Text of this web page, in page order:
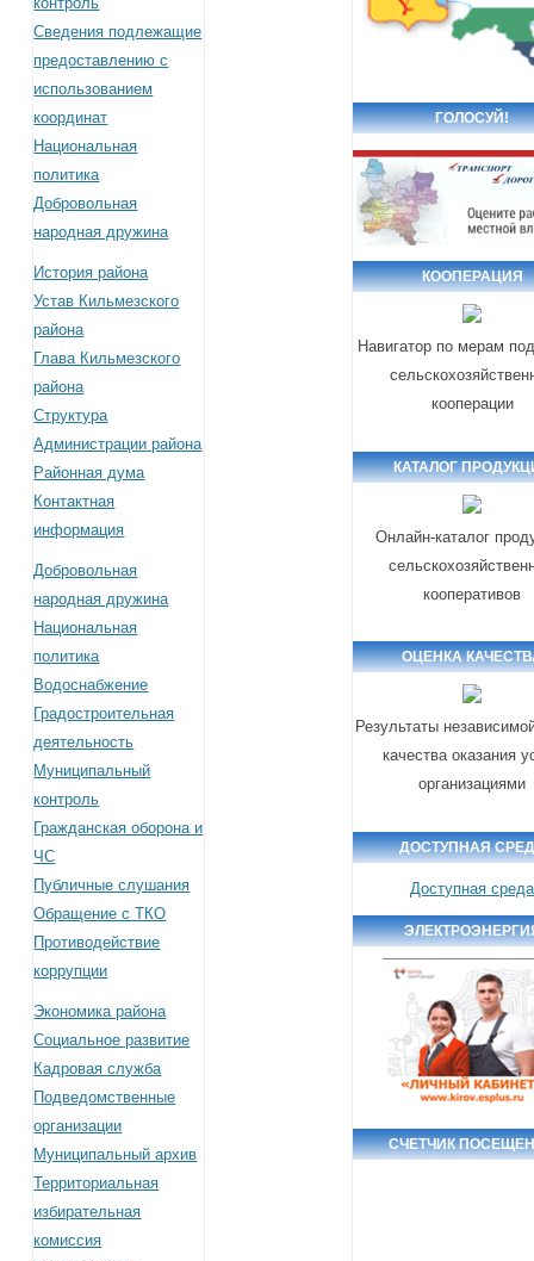
Сведения подлежащие
предоставлению с
использованием
координат
Национальная
политика
Добровольная
народная дружина
История района
Устав Кильмезского
района
Глава Кильмезского
района
Структура
Администрации района
Районная дума
Контактная
информация
Добровольная
народная дружина
Национальная
политика
Водоснабжение
Градостроительная
деятельность
Муниципальный
контроль
Гражданская оборона и
ЧС
Публичные слушания
Обращение с ТКО
Противодействие
коррупции
Экономика района
Социальное развитие
Кадровая служба
Подведомственные
организации
Муниципальный архив
Территориальная
избирательная
комиссия
ГОЛОСУЙ!
КООПЕРАЦИЯ
Навигатор по мерам
кооперации
КАТАЛОГ
Онлайн-каталог
кооперативов
ОЦЕНКА
Результаты
качества оказания
организациями
ДОСТУПНАЯ
Доступная среда
СЧЕТЧИК